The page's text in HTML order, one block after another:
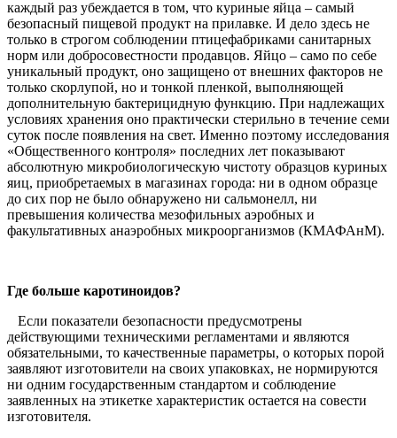
каждый раз убеждается в том, что куриные яйца – самый
безопасный пищевой продукт на прилавке. И дело здесь не
только в строгом соблюдении птицефабриками санитарных
норм или добросовестности продавцов. Яйцо – само по себе
уникальный продукт, оно защищено от внешних факторов не
только скорлупой, но и тонкой пленкой, выполняющей
дополнительную бактерицидную функцию. При надлежащих
условиях хранения оно практически стерильно в течение семи
суток после появления на свет. Именно поэтому исследования
«Общественного контроля» последних лет показывают
абсолютную микробиологическую чистоту образцов куриных
яиц, приобретаемых в магазинах города: ни в одном образце
до сих пор не было обнаружено ни сальмонелл, ни
превышения количества мезофильных аэробных и
факультативных анаэробных микроорганизмов (КМАФАнМ).
Где больше каротиноидов?
Если показатели безопасности предусмотрены
действующими техническими регламентами и являются
обязательными, то качественные параметры, о которых порой
заявляют изготовители на своих упаковках, не нормируются
ни одним государственным стандартом и соблюдение
заявленных на этикетке характеристик остается на совести
изготовителя.